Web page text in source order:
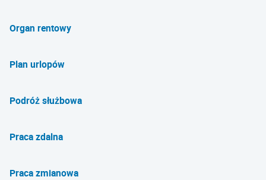
Organ rentowy
Plan urlopów
Podróż służbowa
Praca zdalna
Praca zmianowa